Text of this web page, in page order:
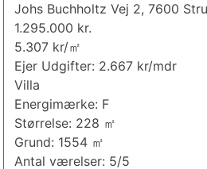
Johs Buchholtz Vej 2, 7600
1.295.000 kr.
5.307 kr/㎡
Ejer Udgifter: 2.667 kr/mdr
Villa
Energimærke: F
Størrelse: 228 ㎡
Grund: 1554 ㎡
Antal værelser: 5/5